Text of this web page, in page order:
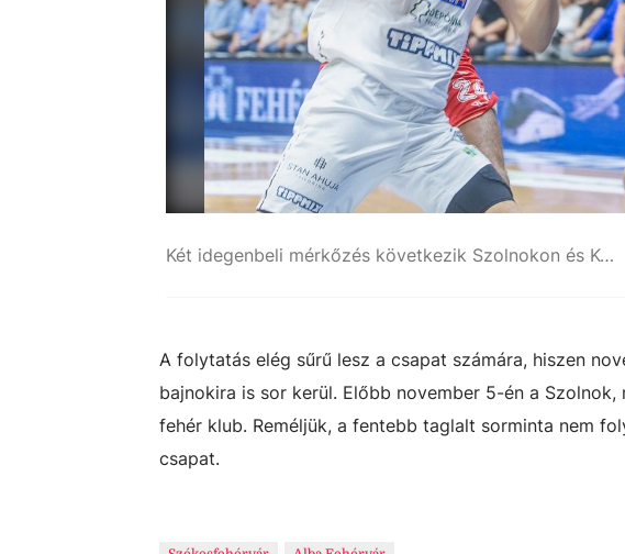
Két idegenbeli mérkőzés következik Szolnokon és Körmenden
A folytatás elég sűrű lesz a csapat számára, hiszen
bajnokira is sor kerül. Előbb november 5-én a
fehér klub. Reméljük, a fentebb taglalt sorminta nem
csapat.